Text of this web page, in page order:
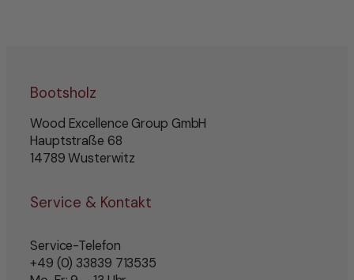
Bootsholz
Wood Excellence Group GmbH
Hauptstraße 68
14789 Wusterwitz
Service & Kontakt
Service-Telefon
+49 (0) 33839 713535